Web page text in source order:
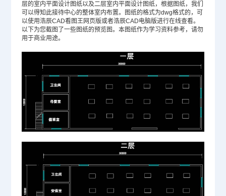
层的室内平面设计图纸以及二层室内平面设计图纸，根据图纸，我们
可以得知此接待中心的整体室内布置。图纸的格式为dwg格式的，可
以使用浩辰CAD看图王网页版或者浩辰CAD电脑版进行在线查看。
以下为您截图了一些图纸的预览图。本图纸作为学习资料参考，请勿
用于商业用途。